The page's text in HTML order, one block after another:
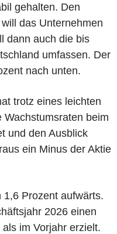
gehalten. Den
das Unternehmen
dann auch die bis
umfassen. Der
nach unten.
trotz eines leichten
beim
und den Ausblick
ein Minus der Aktie
Prozent aufwärts.
2026 einen
im Vorjahr erzielt.